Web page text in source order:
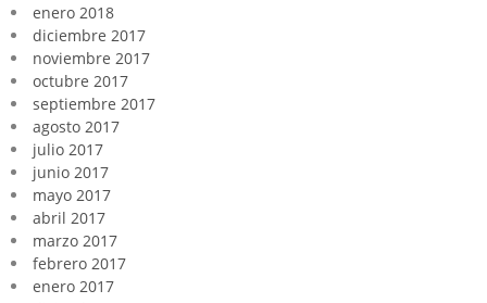
enero 2018
diciembre 2017
noviembre 2017
octubre 2017
septiembre 2017
agosto 2017
julio 2017
junio 2017
mayo 2017
abril 2017
marzo 2017
febrero 2017
enero 2017